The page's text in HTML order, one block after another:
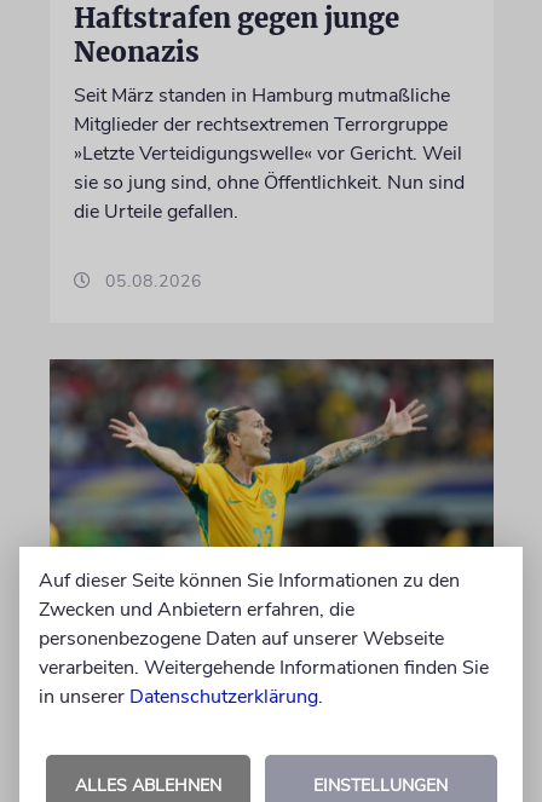
Haftstrafen gegen junge
Neonazis
Seit März standen in Hamburg mutmaßliche
Mitglieder der rechtsextremen Terrorgruppe
»Letzte Verteidigungswelle« vor Gericht. Weil
sie so jung sind, ohne Öffentlichkeit. Nun sind
die Urteile gefallen.
05.08.2026
NACH ANTISEMITISMUS-VORWÜRFEN
Umstrittener FC St. Pauli-
Kapitän Jackson Irvine
Der Australier war wegen anti-israelischer
Auf dieser Seite können Sie Informationen zu den
Zwecken und Anbietern erfahren, die
personenbezogene Daten auf unserer Webseite
verarbeiten. Weitergehende Informationen finden Sie
in unserer Datenschutzerklärung.
ALLES ABLEHNEN EINSTELLUNGEN